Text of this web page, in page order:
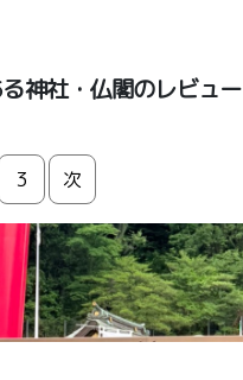
神社・仏閣のレビュー
3 次